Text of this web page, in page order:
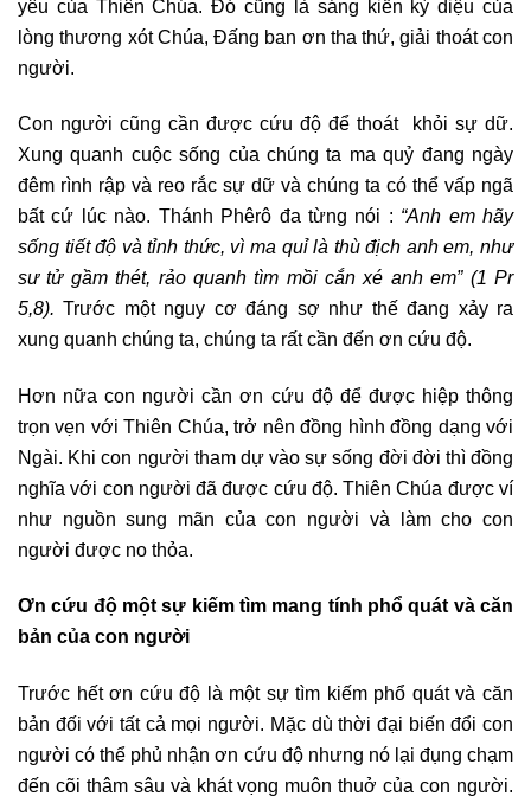
yêu của Thiên Chúa. Đó cũng là sáng kiến kỳ diệu của
lòng thương xót Chúa, Đấng ban ơn tha thứ, giải thoát con
người.
Con người cũng cần được cứu độ để thoát khỏi sự dữ.
Xung quanh cuộc sống của chúng ta ma quỷ đang ngày
đêm rình rập và reo rắc sự dữ và chúng ta có thể vấp ngã
bất cứ lúc nào. Thánh Phêrô đa từng nói : “Anh em hãy
sống tiết độ và tỉnh thức, vì ma quỉ là thù địch anh em, như
sư tử gầm thét, rảo quanh tìm mồi cắn xé anh em” (1 Pr
5,8).Trước một nguy cơ đáng sợ như thế đang xảy ra
xung quanh chúng ta, chúng ta rất cần đến ơn cứu độ.
Hơn nữa con người cần ơn cứu độ để được hiệp thông
trọn vẹn với Thiên Chúa, trở nên đồng hình đồng dạng với
Ngài. Khi con người tham dự vào sự sống đời đời thì đồng
nghĩa với con người đã được cứu độ. Thiên Chúa được ví
như nguồn sung mãn của con người và làm cho con
người được no thỏa.
Ơn cứu độ một sự kiếm tìm mang tính phổ quát và căn
bản của con người
Trước hết ơn cứu độ là một sự tìm kiếm phổ quát và căn
bản đối với tất cả mọi người. Mặc dù thời đại biến đổi con
người có thể phủ nhận ơn cứu độ nhưng nó lại đụng chạm
đến cõi thâm sâu và khát vọng muôn thuở của con người.